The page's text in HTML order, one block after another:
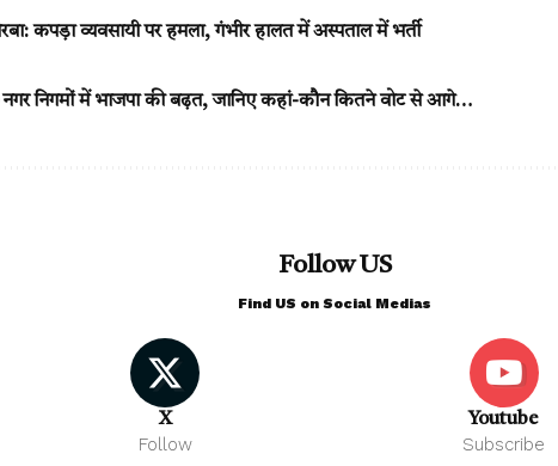
कपड़ा व्यवसायी पर हमला, गंभीर हालत में अस्पताल में भर्ती
नगर निगमों में भाजपा की बढ़त, जानिए कहां-कौन कितने वोट से आगे…
Follow US
Find US on Social Medias
X
Follow
Youtube
Subscribe